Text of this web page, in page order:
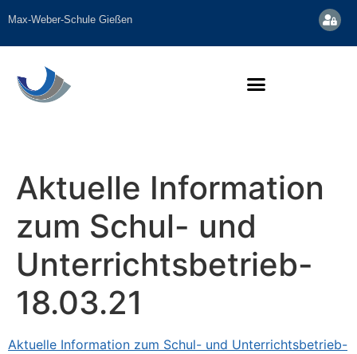
springen
Max-Weber-Schule Gießen
Aktuelle Information
zum Schul- und
Unterrichtsbetrieb-
18.03.21
Aktuelle Information zum Schul- und Unterrichtsbetrieb-